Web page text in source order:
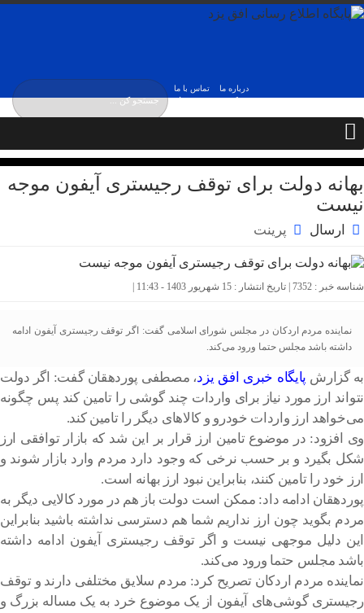
تماس با ما درباره ما
یکشنبه, ۱۸ مرداد ,
بهانه دولت برای توقف رجیستری آیفون موجه
نیست
ارسال پرینت
شناسه خبر : 7352 | تاریخ انتشار : 15 شهریور 1403 - 11:43 |
نماینده مردم اردکان در مجلس شورای اسلامی گفت: اگر توقف رجیستری آیفون ادامه
داشته باشد مجلس حتما ورود می‌کند.
به گزارش پایگاه خبری افق یزد، مصطفی پوردهقان گفت: اگر دولت
نتواند ارز مورد نیاز برای واردات چند گوشی را تامین کند پس چگونه
می‌خواهد ارز واردات خودرو و کالاهای دیگر را تامین کند.
وی افزود: در موضوع تامین ارز قرار بر این شد که بازار توافقی ارز
شکل بگیرد و بر حسب نرخی که وجود دارد مردم وارد بازار شوند و
ارز خود را تامین کنند، بنابراین نبود ارز بهانه است.
پوردهقان ادامه داد: ممکن است دولت باز هم در مورد کالایی دیگر به
مردم بگوید چون ارز نداریم شما هم دسترسی نداشته باشید بنابراین
این دلیل موجهی نیست و اگر توقف رجیستری آیفون ادامه داشته
باشد مجلس حتما ورود می‌کند.
نماینده مردم اردکان تصریح کرد: مردم سلایق مختلفی دارند و توقف
رجیستری گوشی‌های آیفون از یک موضوع خرد به یک مساله بزرگ و